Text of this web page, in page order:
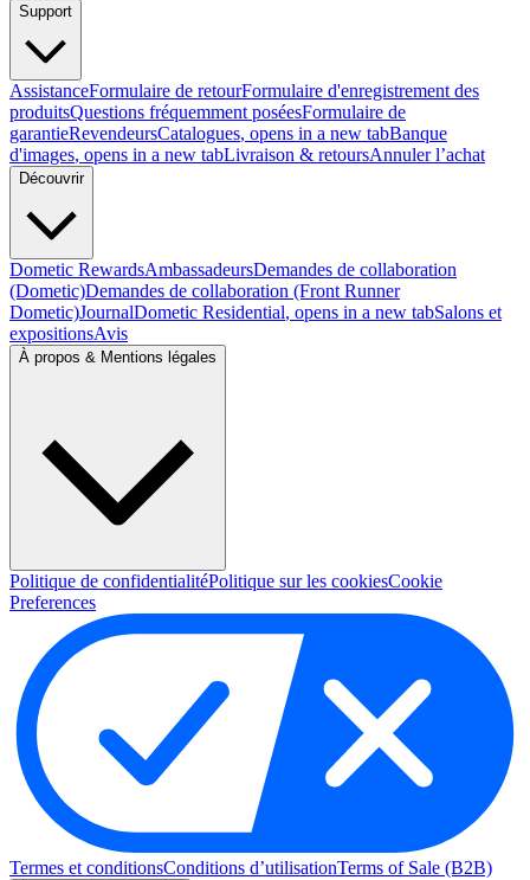
Support
AssistanceFormulaire de retourFormulaire d'enregistrement des
produitsQuestions fréquemment poséesFormulaire de
garantieRevendeursCatalogues, opens in a new tabBanque
d'images, opens in a new tabLivraison & retoursAnnuler l’achat
Découvrir
Dometic RewardsAmbassadeursDemandes de collaboration
(Dometic)Demandes de collaboration (Front Runner
Dometic)JournalDometic Residential, opens in a new tabSalons et
expositionsAvis
À propos & Mentions légales
Politique de confidentialitéPolitique sur les cookiesCookie
Preferences
Termes et conditionsConditions d’utilisationTerms of Sale (B2B)